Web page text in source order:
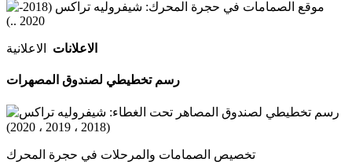
الاعلانات الاعلانية
رسم تخطيطي لصندوق المصهرات
تخصيص الصمامات والمرحلات في حجرة المحرك